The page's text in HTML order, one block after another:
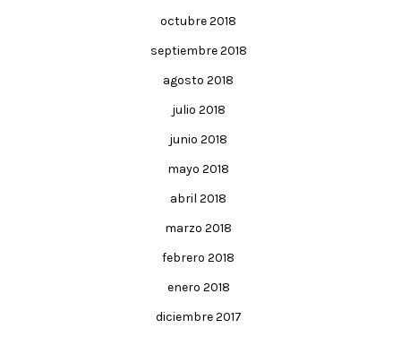
octubre 2018
septiembre 2018
agosto 2018
julio 2018
junio 2018
mayo 2018
abril 2018
marzo 2018
febrero 2018
enero 2018
diciembre 2017